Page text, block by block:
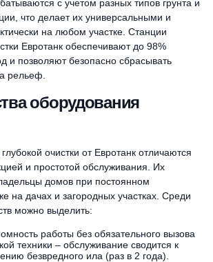
с учетом разных типов грунта и
что делает их универсальными и
на любом участке. Станции
Евротанк обеспечивают до 98%
и позволяют безопасно сбрасывать
рельеф.
оборудования
очистки от Евротанк отличаются
и простотой обслуживания. Их
домов при постоянном
на дачах и загородных участках. Среди
можно выделить:
работы без обязательного вызова
техники – обслуживание сводится к
безвредного ила (раз в 2 года).